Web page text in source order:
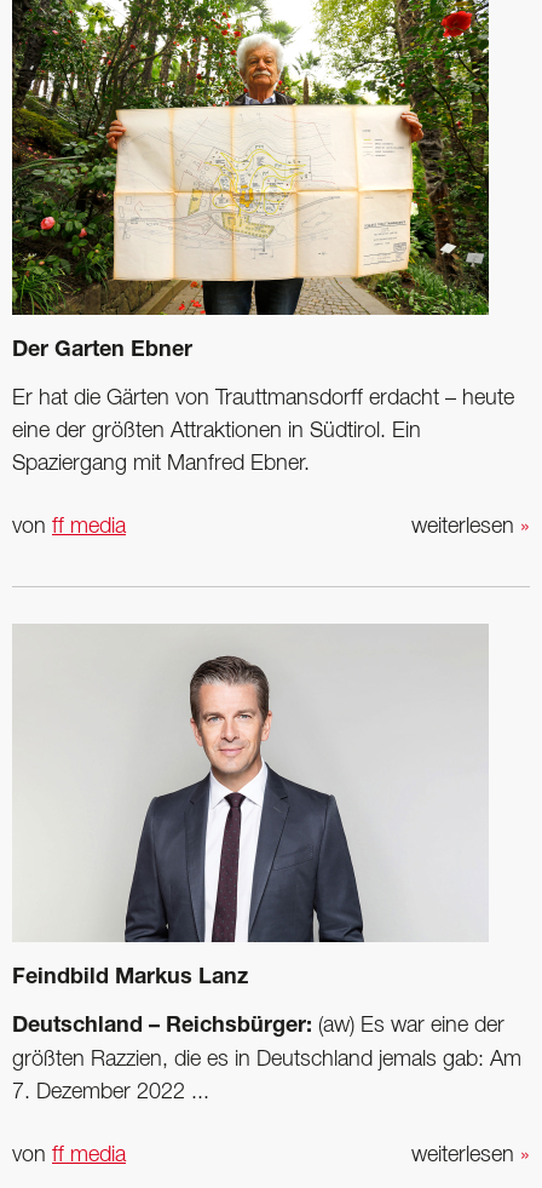
Der Garten Ebner
Er hat die Gärten von Trauttmansdorff erdacht – heute
eine der größten Attraktionen in Südtirol. Ein
Spaziergang mit Manfred Ebner.
weiterlesen »
von ff media
Feindbild Markus Lanz
Deutschland – Reichsbürger: (aw) Es war eine der
größten Razzien, die es in Deutschland jemals gab: Am
7. Dezember 2022 ...
weiterlesen »
von ff media